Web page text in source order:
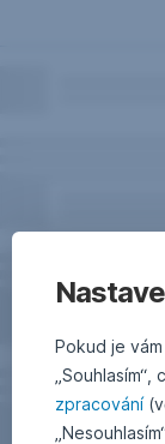
Pokud je
„Souhlasím“,
zpracování